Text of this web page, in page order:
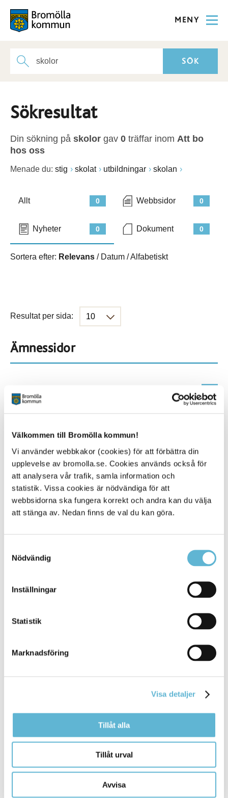
Välkommen till Bromölla kommun!
Vi använder webbkakor (cookies) för att förbättra din
upplevelse av bromolla.se. Cookies används också för
att analysera vår trafik, samla information och
statistik. Vissa cookies är nödvändiga för att
webbsidorna ska fungera korrekt och andra kan du välja
att stänga av. Nedan finns de val du kan göra.
Nödvändig
Inställningar
Statistik
Marknadsföring
Visa detaljer
Tillåt alla
Tillåt urval
Avvisa
MENY
Sökresultat
Din sökning på skolor gav 0 träffar inom Att bo
hos oss
Menade du: stig skolat utbildningar skolan
0
Allt 0
Webbsidor
0
Nyheter 0
Dokument
Sortera efter: Relevans / Datum /Alfabetiskt
Resultat per sida:
Ämnessidor
431
Alla platser
KONTAKT
Besöksadress
Postadress
Box 18, 295 21 Bromölla
Fax: 0456-82 22 00